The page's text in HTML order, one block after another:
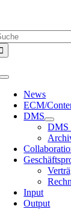
springen
Toggle
Navigation
News
ECM/
DMS
DMS
Input
Output